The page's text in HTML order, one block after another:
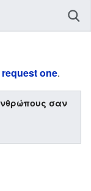
request one.
σαν